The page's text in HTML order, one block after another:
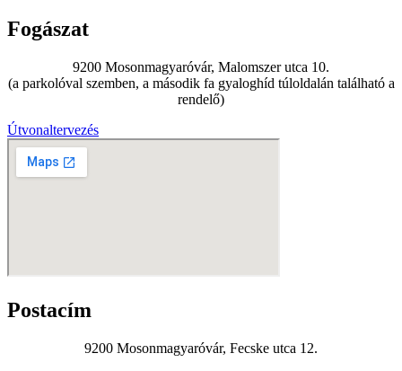
Fogászat
9200 Mosonmagyaróvár, Malomszer utca 10.
(a parkolóval szemben, a második fa gyaloghíd túloldalán található a
rendelő)
Útvonaltervezés
Postacím
9200 Mosonmagyaróvár, Fecske utca 12.